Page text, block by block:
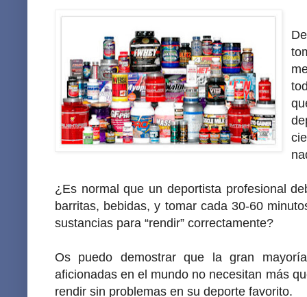
¿Es normal que un deportista profesional
barritas, bebidas, y tomar cada 30-60
sustancias para “rendir” correctamente?
Os puedo demostrar que la gran
aficionadas en el mundo no necesitan más
rendir sin problemas en su deporte favorito.